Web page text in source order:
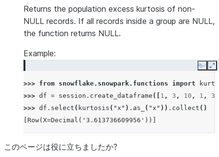
Returns the population excess kurtosis of non-
NULL records. If all records inside a group are NULL,
the function returns NULL.
Example:
Copy
>>> from snowflake.snowpark.functions import
>>> df = session . create_dataframe ([ 1 , 3 , 10 , 1 , 3
>>> df . select ( kurtosis ( "x" ) . as_ ( "x" )) . collect ()
[Row(X=Decimal('3.613736609956'))]
このページは役に立ちましたか?